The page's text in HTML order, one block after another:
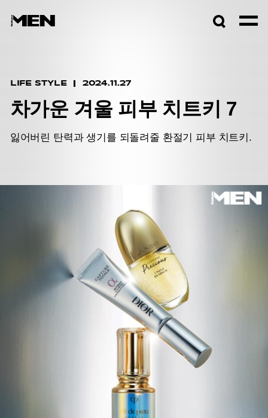
LIFE STYLE 2024.11.27
차가운 겨울 피부 치트키 7
잃어버린 탄력과 생기를 되돌려줄 환절기 피부 치트키.